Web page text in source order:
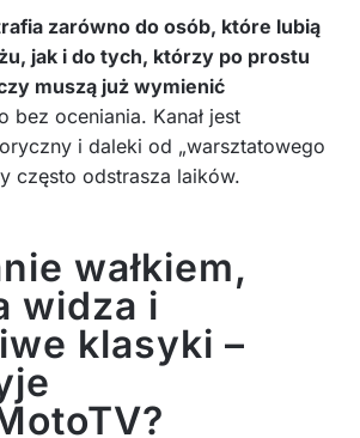
zarówno do osób, które lubią
jak i do tych, którzy po prostu
muszą już wymienić
bez oceniania. Kanał jest
i daleki od „warsztatowego
często odstrasza laików.
wałkiem,
widza i
klasyki –